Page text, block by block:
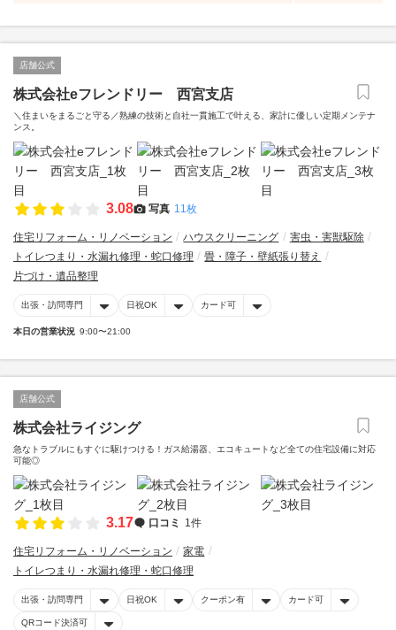
店舗公式
株式会社eフレンドリー 西宮支店
＼住まいをまるごと守る／熟練の技術と自社一貫施工で叶える、家計に優しい定期メンテナ
ンス。
3.08 写真 11枚
住宅リフォーム・リノベーション ハウスクリーニング
害虫・害獣駆除
トイレつまり・水漏れ修理・蛇口修理
畳・障子・壁紙張り替え
片づけ・遺品整理
出張・訪問専門 日祝OK カード可
本日の営業状況 9:00〜21:00
店舗公式
株式会社ライジング
急なトラブルにもすぐに駆けつける！ガス給湯器、エコキュートなど全ての住宅設備に対応
可能◎
3.17 口コミ 1件
住宅リフォーム・リノベーション
家電
トイレつまり・水漏れ修理・蛇口修理
出張・訪問専門 日祝OK クーポン有 カード可
QRコード決済可